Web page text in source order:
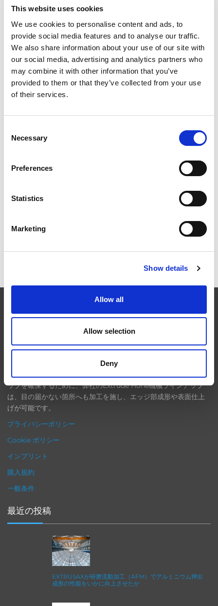
This website uses cookies
We use cookies to personalise content and ads, to
provide social media features and to analyse our traffic.
We also share information about your use of our site with
our social media, advertising and analytics partners who
may combine it with other information that you’ve
provided to them or that they’ve collected from your use
of their services.
Selection
Necessary
Preferences
Statistics
Marketing
Show details
Allow all
Allow selection
Deny
EXTRUSAXが研磨流動加工（AFM）でアルミニウム押出
成形の性能をいかに向上させたか
ICAM 25：ターボマシンのためのよりシャープなエッジ
EXTRUDE HONE
製品の性能は加工部品の精密な仕上げ加工に左右されます。弊社
の機械は、他の製法より短いの所要時間で加工工程を完了し、仕
上げた完成品仕様の精度を向上させます。しかも、著しい性能ア
ップを確保するために、弊社のExtrude Hone機械ラインアップ
は、目の届かない箇所へも加工を施し、エッジ部成形や表面仕上
げが可能です。
プライバシーポリシー
Cookie ポリシー
インプリント
購入規約
一般条件
最近の投稿
EXTRUSAXが研磨流動加工（AFM）でアルミニウム押出
成形の性能をいかに向上させたか